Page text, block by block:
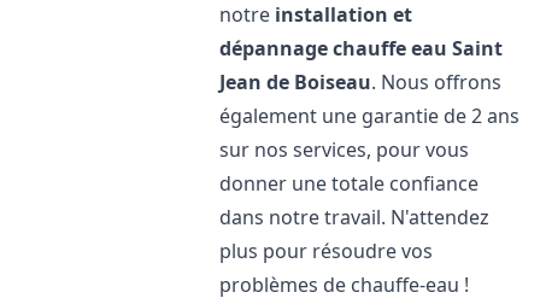
notre installation et
dépannage chauffe eau Saint
Jean de Boiseau. Nous offrons
également une garantie de 2 ans
sur nos services, pour vous
donner une totale confiance
dans notre travail. N'attendez
plus pour résoudre vos
problèmes de chauffe-eau !